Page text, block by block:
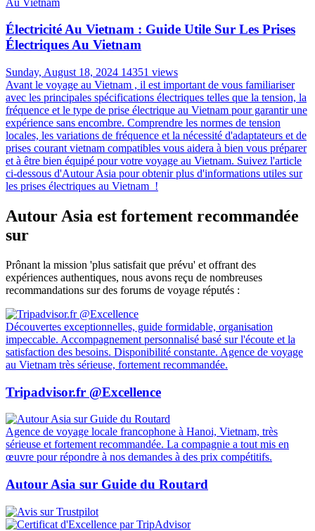
Électricité Au Vietnam : Guide Utile Sur Les Prises
Électriques Au Vietnam
Sunday, August 18, 2024 14351 views
Avant le voyage au Vietnam , il est important de vous familiariser
avec les principales spécifications électriques telles que la tension, la
fréquence et le type de prise électrique au Vietnam pour garantir une
expérience sans encombre. Comprendre les normes de tension
locales, les variations de fréquence et la nécessité d'adaptateurs et de
prises courant vietnam compatibles vous aidera à bien vous préparer
et à être bien équipé pour votre voyage au Vietnam. Suivez l'article
ci-dessous d'Autour Asia pour obtenir plus d'informations utiles sur
les prises électriques au Vietnam !
Autour Asia est fortement recommandée
sur
Prônant la mission 'plus satisfait que prévu' et offrant des
expériences authentiques, nous avons reçu de nombreuses
recommandations sur des forums de voyage réputés :
Découvertes exceptionnelles, guide formidable, organisation
impeccable. Accompagnement personnalisé basé sur l'écoute et la
satisfaction des besoins. Disponibilité constante. Agence de voyage
au Vietnam très sérieuse, fortement recommandée.
Tripadvisor.fr @Excellence
Agence de voyage locale francophone à Hanoi, Vietnam, très
sérieuse et fortement recommandée. La compagnie a tout mis en
œuvre pour répondre à nos demandes à des prix compétitifs.
Autour Asia sur Guide du Routard